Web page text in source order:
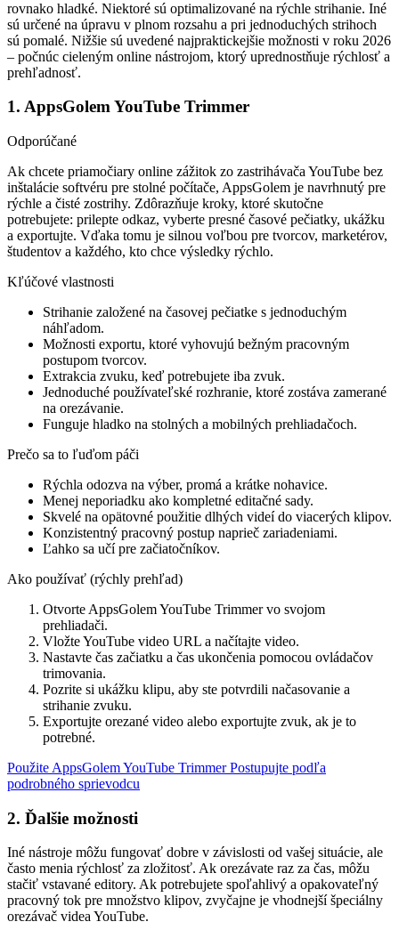
rovnako hladké. Niektoré sú optimalizované na rýchle strihanie. Iné
sú určené na úpravu v plnom rozsahu a pri jednoduchých strihoch
sú pomalé. Nižšie sú uvedené najpraktickejšie možnosti v roku 2026
– počnúc cieleným online nástrojom, ktorý uprednostňuje rýchlosť a
prehľadnosť.
1. AppsGolem YouTube Trimmer
Odporúčané
Ak chcete priamočiary online zážitok zo zastrihávača YouTube bez
inštalácie softvéru pre stolné počítače, AppsGolem je navrhnutý pre
rýchle a čisté zostrihy. Zdôrazňuje kroky, ktoré skutočne
potrebujete: prilepte odkaz, vyberte presné časové pečiatky, ukážku
a exportujte. Vďaka tomu je silnou voľbou pre tvorcov, marketérov,
študentov a každého, kto chce výsledky rýchlo.
Kľúčové vlastnosti
Strihanie založené na časovej pečiatke s jednoduchým
náhľadom.
Možnosti exportu, ktoré vyhovujú bežným pracovným
postupom tvorcov.
Extrakcia zvuku, keď potrebujete iba zvuk.
Jednoduché používateľské rozhranie, ktoré zostáva zamerané
na orezávanie.
Funguje hladko na stolných a mobilných prehliadačoch.
Prečo sa to ľuďom páči
Rýchla odozva na výber, promá a krátke nohavice.
Menej neporiadku ako kompletné editačné sady.
Skvelé na opätovné použitie dlhých videí do viacerých klipov.
Konzistentný pracovný postup naprieč zariadeniami.
Ľahko sa učí pre začiatočníkov.
Ako používať (rýchly prehľad)
Otvorte AppsGolem YouTube Trimmer vo svojom
prehliadači.
Vložte YouTube video URL a načítajte video.
Nastavte čas začiatku a čas ukončenia pomocou ovládačov
trimovania.
Pozrite si ukážku klipu, aby ste potvrdili načasovanie a
strihanie zvuku.
Exportujte orezané video alebo exportujte zvuk, ak je to
potrebné.
Použite AppsGolem YouTube TrimmerPostupujte podľa
podrobného sprievodcu
2. Ďalšie možnosti
Iné nástroje môžu fungovať dobre v závislosti od vašej situácie, ale
často menia rýchlosť za zložitosť. Ak orezávate raz za čas, môžu
stačiť vstavané editory. Ak potrebujete spoľahlivý a opakovateľný
pracovný tok pre množstvo klipov, zvyčajne je vhodnejší špeciálny
orezávač videa YouTube.